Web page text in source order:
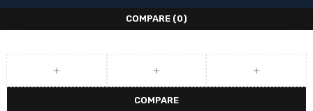
COMPARE (0)
COMPARE